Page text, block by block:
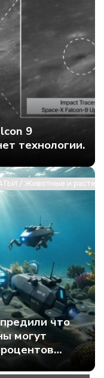
9
технологии.
/ Животные и
что
могут
- Интернет